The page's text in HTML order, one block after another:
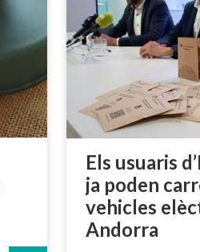
Els usuaris
ja poden
vehicles
Andorra